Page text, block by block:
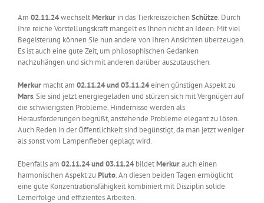
Am 02.11.24wechseltMerkur in das TierkreiszeichenSchütze. Durch
Ihre reiche Vorstellungskraft mangelt es Ihnen nicht an Ideen. Mit viel
Begeisterung können Sie nun andere von Ihren Ansichten überzeugen.
Es ist auch eine gute Zeit, um philosophischen Gedanken
nachzuhängen und sich mit anderen darüber auszutauschen.
Merkur macht am 02.11.24 und 03.11.24einen günstigen Aspekt zu
Mars. Sie sind jetzt energiegeladen und stürzen sich mit Vergnügen auf
die schwierigsten Probleme. Hindernisse werden als
Herausforderungen begrüßt, anstehende Probleme elegant zu lösen.
Auch Reden in der Öffentlichkeit sind begünstigt, da man jetzt weniger
als sonst vom Lampenfieber geplagt wird.
Ebenfalls am 02.11.24 und 03.11.24bildetMerkurauch einen
harmonischen Aspekt zu Pluto. An diesen beiden Tagen ermöglicht
eine gute Konzentrationsfähigkeit kombiniert mit Disziplin solide
Lernerfolge und effizientes Arbeiten.